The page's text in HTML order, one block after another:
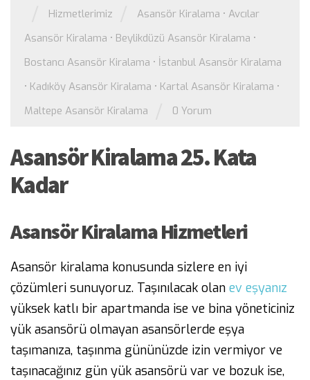
Hizmetlerimiz Asansör Kiralama • Avcılar
Asansör Kiralama • Beylikdüzü Asansör Kiralama •
Bostancı Asansör Kiralama • İstanbul Asansör Kiralama
• Kadıköy Asansör Kiralama • Kartal Asansör Kiralama •
Maltepe Asansör Kiralama
0 Yorum
Asansör Kiralama 25. Kata
Kadar
Asansör Kiralama Hizmetleri
Asansör kiralama konusunda sizlere en iyi
çözümleri sunuyoruz. Taşınılacak olan ev eşyanız
yüksek katlı bir apartmanda ise ve bina yöneticiniz
yük asansörü olmayan asansörlerde eşya
taşımanıza, taşınma gününüzde izin vermiyor ve
taşınacağınız gün yük asansörü var ve bozuk ise,